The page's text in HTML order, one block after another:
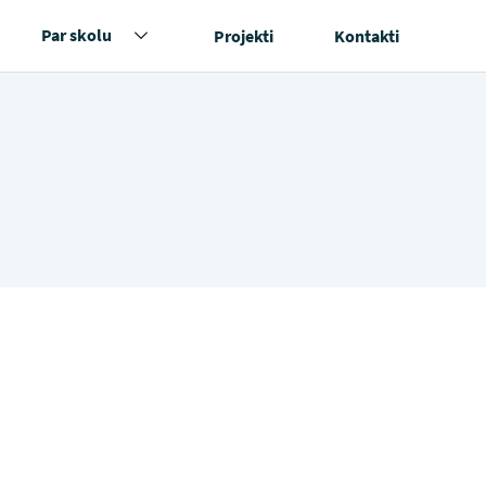
Par skolu Projekti Kontakti